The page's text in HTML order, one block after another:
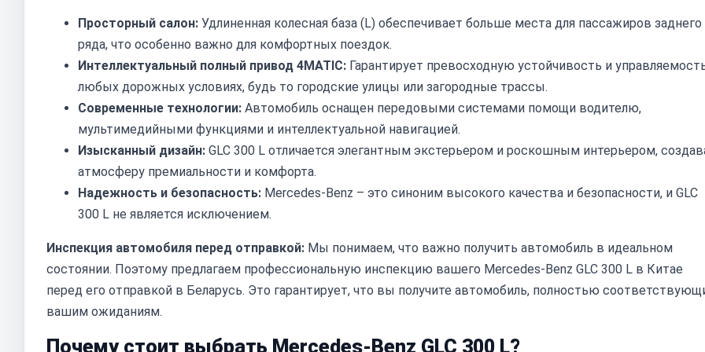
Просторный салон: Удлиненная колесная база (L) обеспечивает больше места для пассажиров заднего
ряда, что особенно важно для комфортных поездок.
Интеллектуальный полный привод 4MATIC: Гарантирует превосходную устойчивость и
любых дорожных условиях, будь то городские улицы или загородные трассы.
Современные технологии: Автомобиль оснащен передовыми системами помощи водителю,
мультимедийными функциями и интеллектуальной навигацией.
Изысканный дизайн: GLC 300 L отличается элегантным экстерьером и роскошным интерьером,
атмосферу премиальности и комфорта.
Надежность и безопасность: Mercedes-Benz – это синоним высокого качества и безопасности, и GLC
300 L не является исключением.
Инспекция автомобиля перед отправкой: Мы понимаем, что важно получить автомобиль в идеальном
состоянии. Поэтому предлагаем профессиональную инспекцию вашего Mercedes-Benz GLC 300 L в Китае
перед его отправкой в Беларусь. Это гарантирует, что вы получите автомобиль, полностью
вашим ожиданиям.
Почему стоит выбрать Mercedes-Benz GLC 300 L?